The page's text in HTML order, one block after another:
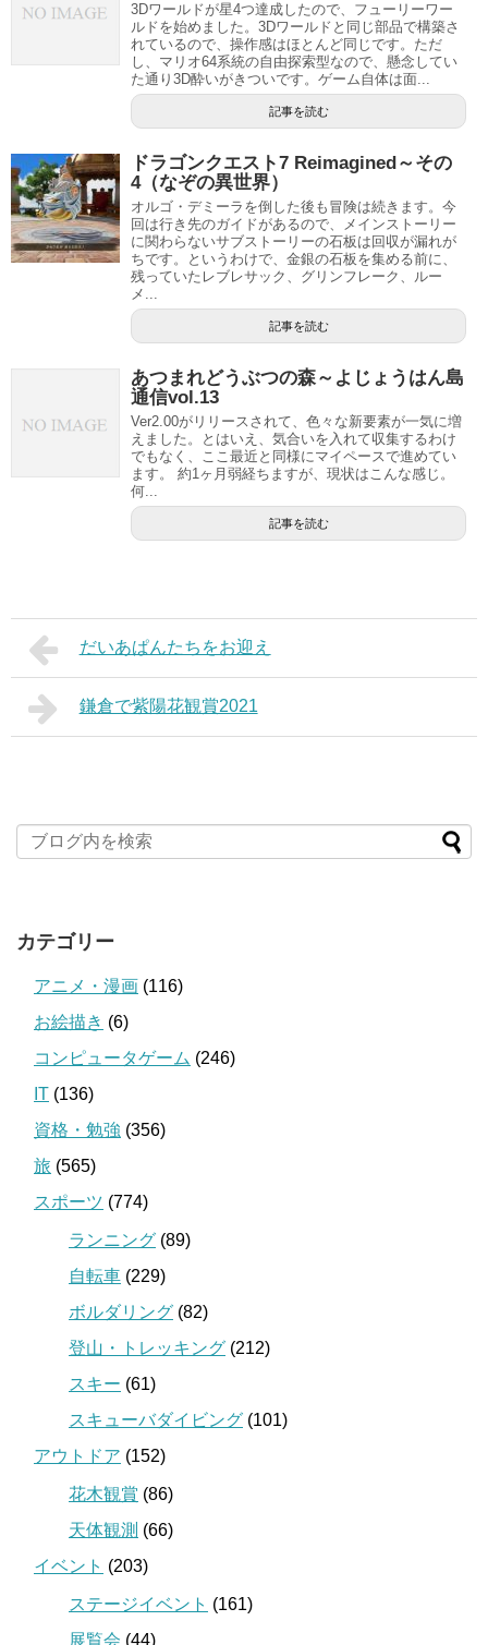
3Dワールドが星4つ達成したので、フューリーワー
ルドを始めました。3Dワールドと同じ部品で構築さ
れているので、操作感はほとんど同じです。ただ
し、マリオ64系統の自由探索型なので、懸念してい
た通り3D酔いがきついです。ゲーム自体は面...
記事を読む
ドラゴンクエスト7 Reimagined～その
4（なぞの異世界）
オルゴ・デミーラを倒した後も冒険は続きます。今
回は行き先のガイドがあるので、メインストーリー
に関わらないサブストーリーの石板は回収が漏れが
ちです。というわけで、金銀の石板を集める前に、
残っていたレブレサック、グリンフレーク、ルー
メ...
記事を読む
あつまれどうぶつの森～よじょうはん島
通信vol.13
Ver2.00がリリースされて、色々な新要素が一気に増
えました。とはいえ、気合いを入れて収集するわけ
でもなく、ここ最近と同様にマイペースで進めてい
ます。 約1ヶ月弱経ちますが、現状はこんな感じ。
何...
記事を読む
だいあぱんたちをお迎え
鎌倉で紫陽花観賞2021
カテゴリー
アニメ・漫画 (116)
お絵描き (6)
コンピュータゲーム (246)
IT (136)
資格・勉強 (356)
旅 (565)
スポーツ (774)
ランニング (89)
自転車 (229)
ボルダリング (82)
登山・トレッキング (212)
スキー (61)
スキューバダイビング (101)
アウトドア (152)
花木観賞 (86)
天体観測 (66)
イベント (203)
ステージイベント (161)
展覧会 (44)